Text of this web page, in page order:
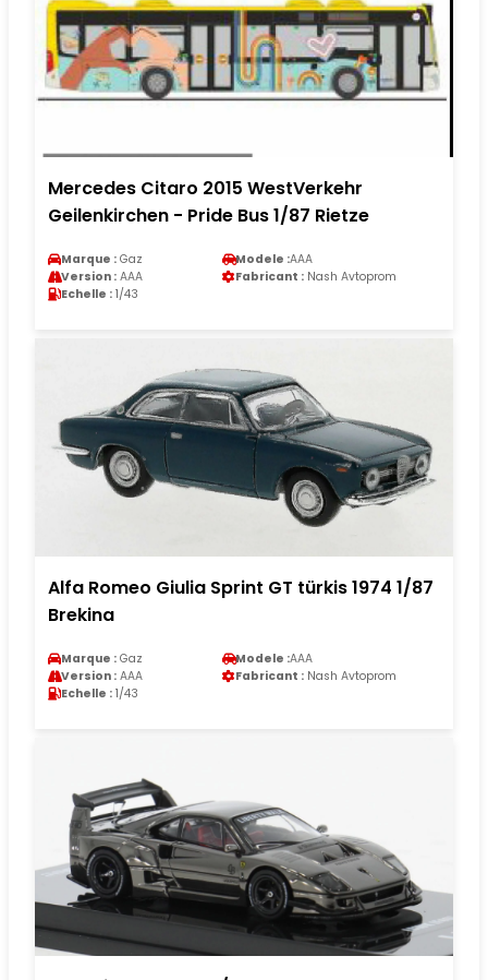
Mercedes Citaro 2015 WestVerkehr
Geilenkirchen - Pride Bus 1/87 Rietze
Marque : Gaz Modele :AAA
Version : AAA Fabricant : Nash Avtoprom
Echelle : 1/43
Alfa Romeo Giulia Sprint GT türkis 1974 1/87
Brekina
Marque : Gaz Modele :AAA
Version : AAA Fabricant : Nash Avtoprom
Echelle : 1/43